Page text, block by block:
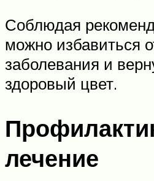
Соблюдая
можно избавиться
заболевания и
здоровый цвет.
лечение